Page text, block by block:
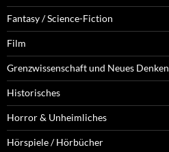
Fantasy / Science-Fiction
Film
Grenzwissenschaft und Neues Denken
Historisches
Horror & Unheimliches
Hörspiele / Hörbücher